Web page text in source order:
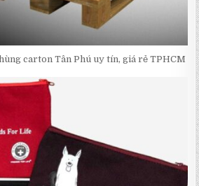
carton Tân Phú uy tín, giá rẻ TPHCM